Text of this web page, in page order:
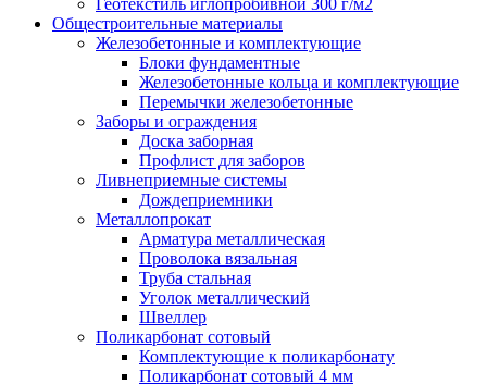
Общестроительные материалы
Железобетонные и комплектующие
Блоки фундаментные
Железобетонные кольца и комплектующие
Перемычки железобетонные
Заборы и ограждения
Доска заборная
Профлист для заборов
Ливнеприемные системы
Дождеприемники
Металлопрокат
Арматура металлическая
Проволока вязальная
Труба стальная
Уголок металлический
Швеллер
Поликарбонат сотовый
Комплектующие к поликарбонату
Поликарбонат сотовый 4 мм